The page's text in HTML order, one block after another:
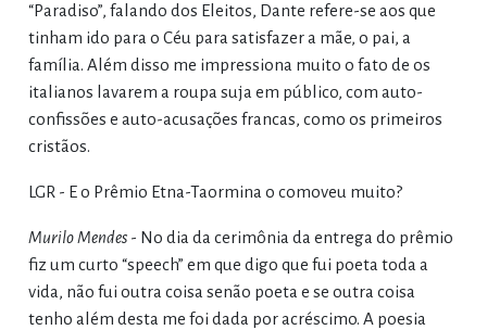
“Paradiso”, falando dos Eleitos, Dante refere-se aos que
tinham ido para o Céu para satisfazer a mãe, o pai, a
família. Além disso me impressiona muito o fato de os
italianos lavarem a roupa suja em público, com auto-
confissões e auto-acusações francas, como os primeiros
cristãos.
LGR - E o Prêmio Etna-Taormina o comoveu muito?
Murilo Mendes- No dia da cerimônia da entrega do prêmio
fiz um curto “speech” em que digo que fui poeta toda a
vida, não fui outra coisa senão poeta e se outra coisa
tenho além desta me foi dada por acréscimo. A poesia